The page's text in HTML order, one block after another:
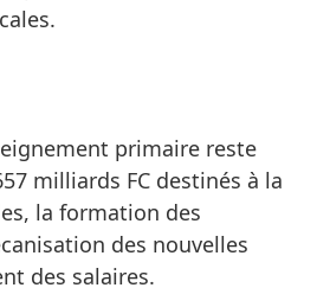
primaire reste
milliards FC destinés à la
la formation des
des nouvelles
des salaires.